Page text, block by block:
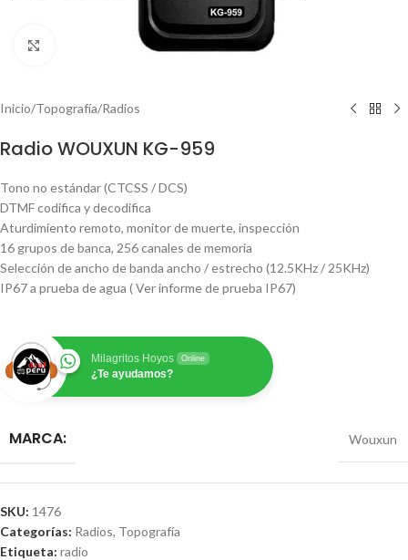
Click to enlarge
Inicio/Topografía/Radios
Radio WOUXUN KG-959
Tono no estándar (CTCSS / DCS)
DTMF codifica y decodifica
Aturdimiento remoto, monitor de muerte, inspección
16 grupos de banca, 256 canales de memoria
Selección de ancho de banda ancho / estrecho (12.5KHz / 25KHz)
IP67 a prueba de agua ( Ver informe de prueba IP67)
Milagritos Hoyos Online
¿Te ayudamos?
MARCA: Wouxun
SKU: 1476
Categorías: Radios, Topografía
Etiqueta: radio